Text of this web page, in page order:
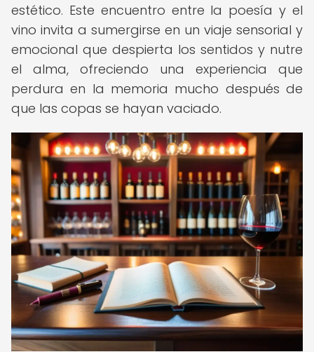
estético. Este encuentro entre la poesía y el
vino invita a sumergirse en un viaje sensorial y
emocional que despierta los sentidos y nutre
el alma, ofreciendo una experiencia que
perdura en la memoria mucho después de
que las copas se hayan vaciado.